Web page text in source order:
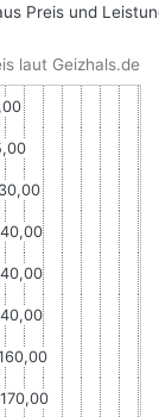
Preis und
laut Geizhals.de
170,00